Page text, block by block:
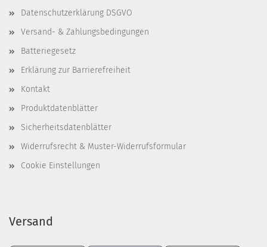
Datenschutzerklärung DSGVO
Versand- & Zahlungsbedingungen
Batteriegesetz
Erklärung zur Barrierefreiheit
Kontakt
Produktdatenblätter
Sicherheitsdatenblätter
Widerrufsrecht & Muster-Widerrufsformular
Cookie Einstellungen
Versand